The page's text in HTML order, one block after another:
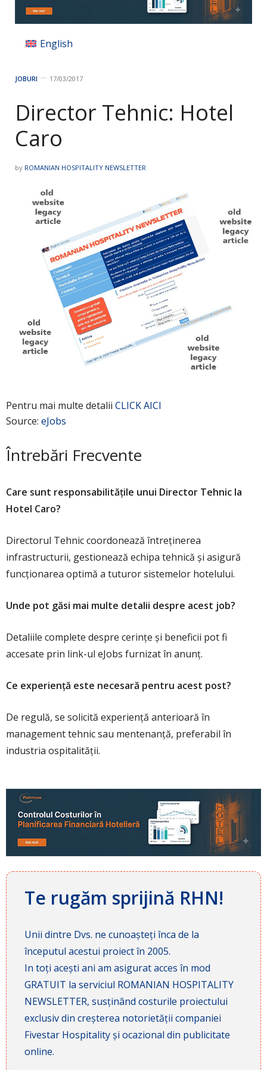
English
JOBURI 17/03/2017
Director Tehnic: Hotel
Caro
by ROMANIAN HOSPITALITY NEWSLETTER
Pentru mai multe detalii CLICK AICI
Source: eJobs
Întrebări Frecvente
Care sunt responsabilitățile unui Director Tehnic la
Hotel Caro?
Directorul Tehnic coordonează întreținerea
infrastructurii, gestionează echipa tehnică și asigură
funcționarea optimă a tuturor sistemelor hotelului.
Unde pot găsi mai multe detalii despre acest job?
Detaliile complete despre cerințe și beneficii pot fi
accesate prin link-ul eJobs furnizat în anunț.
Ce experiență este necesară pentru acest post?
De regulă, se solicită experiență anterioară în
management tehnic sau mentenanță, preferabil în
industria ospitalității.
Te rugăm sprijină RHN!
Unii dintre Dvs. ne cunoașteți înca de la
începutul acestui proiect în 2005.
In toți acești ani am asigurat acces în mod
GRATUIT la serviciul ROMANIAN HOSPITALITY
NEWSLETTER, susținând costurile proiectului
exclusiv din creșterea notorietății companiei
Fivestar Hospitality și ocazional din publicitate
online.